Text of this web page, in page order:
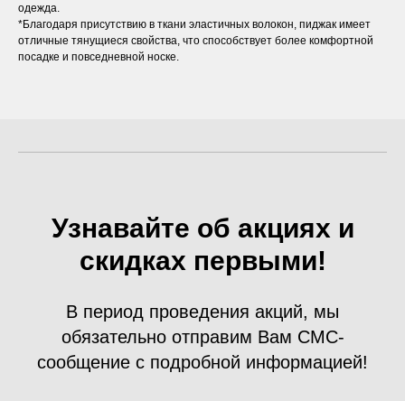
одежда.
*Благодаря присутствию в ткани эластичных волокон, пиджак имеет
отличные тянущиеся свойства, что способствует более комфортной
посадке и повседневной носке.
Узнавайте об акциях и
скидках первыми!
В период проведения акций, мы
обязательно отправим Вам СМС-
сообщение с подробной информацией!